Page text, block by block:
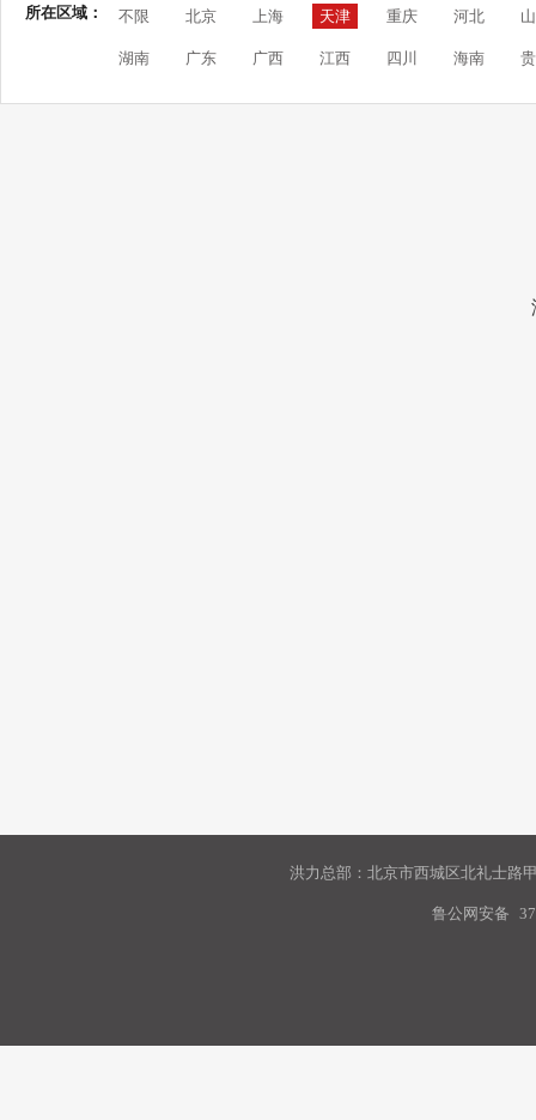
所在区域： 不限 北京 上海 天津 重庆 河北
湖南 广东 广西 江西 四川 海南
洪力总部：北京市西城区北礼士路
鲁公网安备